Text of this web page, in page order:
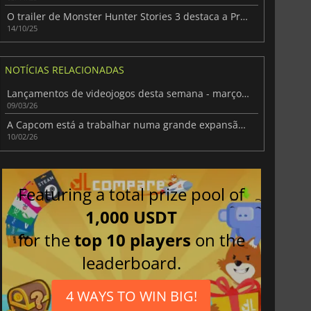
O trailer de Monster Hunter Stories 3 destaca a Princesa Ranger
14/10/25
NOTÍCIAS RELACIONADAS
Lançamentos de videojogos desta semana - março de 2026 (Semana 11)
09/03/26
A Capcom está a trabalhar numa grande expansão para Monster Hunter Wilds
10/02/26
Featuring a total prize pool of
1,000 USDT
for thetop 10 players on the
leaderboard.
4 WAYS TO WIN BIG!